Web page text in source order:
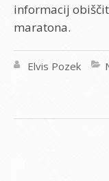
informacij
maratona.
Elvis Pozek